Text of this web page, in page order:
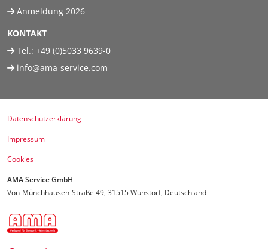
Anmeldung 2026
KONTAKT
Tel.: +49 (0)5033 9639-0
info@ama-service.com
Datenschutzerklärung
Impressum
Cookies
AMA Service GmbH
Von-Münchhausen-Straße 49, 31515 Wunstorf, Deutschland